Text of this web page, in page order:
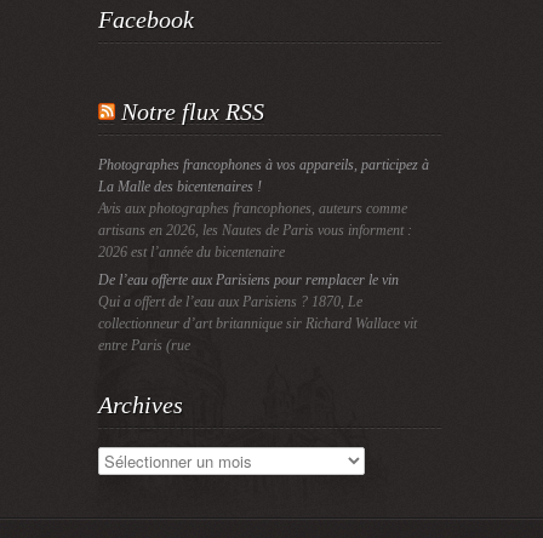
Facebook
Notre flux RSS
Photographes francophones à vos appareils, participez à
La Malle des bicentenaires !
Avis aux photographes francophones, auteurs comme
artisans en 2026, les Nautes de Paris vous informent :
2026 est l’année du bicentenaire
De l’eau offerte aux Parisiens pour remplacer le vin
Qui a offert de l’eau aux Parisiens ? 1870, Le
collectionneur d’art britannique sir Richard Wallace vit
entre Paris (rue
Archives
Archives